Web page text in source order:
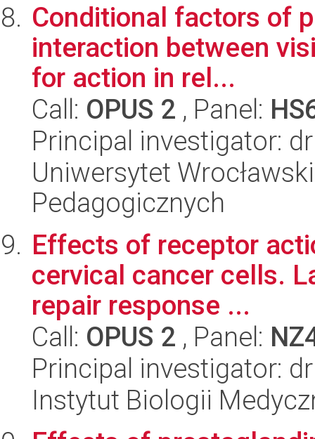
Conditional factors of
interaction between
for action in rel...
Call: OPUS 2 , Panel:
Principal investigator:
Uniwersytet
Pedagogicznych
Effects of receptor
cervical cancer cells.
repair response ...
Call: OPUS 2 , Panel:
Principal investigator:
Instytut Biologii